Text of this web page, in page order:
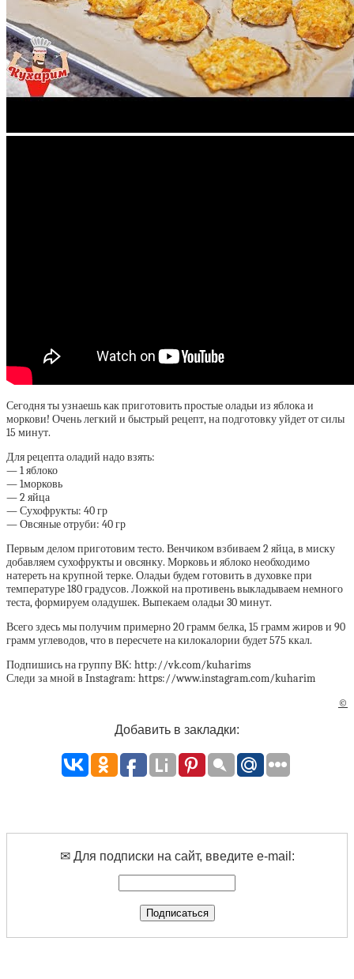
Сегодня ты узнаешь как приготовить простые оладьи из яблока и
моркови! Очень легкий и быстрый рецепт, на подготовку уйдет от силы
15 минут.
Для рецепта оладий надо взять:
— 1 яблоко
— 1морковь
— 2 яйца
— Сухофрукты: 40 гр
— Овсяные отруби: 40 гр
Первым делом приготовим тесто. Венчиком взбиваем 2 яйца, в миску
добавляем сухофрукты и овсянку. Морковь и яблоко необходимо
натереть на крупной терке. Оладьи будем готовить в духовке при
температуре 180 градусов. Ложкой на противень выкладываем немного
теста, формируем оладушек. Выпекаем оладьи 30 минут.
Всего здесь мы получим примерно 20 грамм белка, 15 грамм жиров и 90
грамм углеводов, что в пересчете на килокалории будет 575 ккал.
Подпишись на группу ВК: http://vk.com/kuharims
Следи за мной в Instagram: https://www.instagram.com/kuharim
©
Добавить в закладки:
✉ Для подписки на сайт, введите e-mail: